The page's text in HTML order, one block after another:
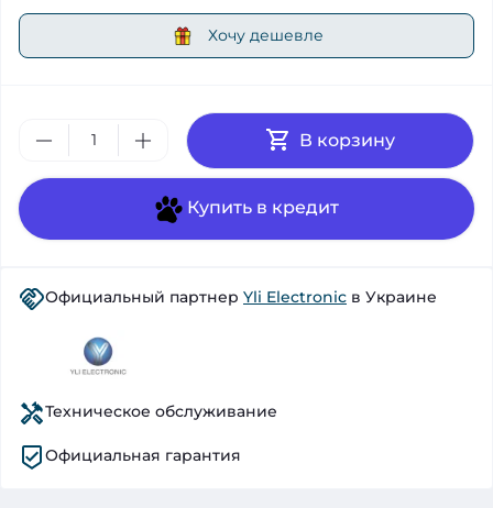
Хочу дешевле
В корзину
Купить в кредит
Официальный партнер Yli Electronic в Украине
Техническое обслуживание
Официальная гарантия